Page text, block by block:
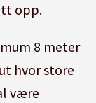
opp.
8 meter
hvor store
være